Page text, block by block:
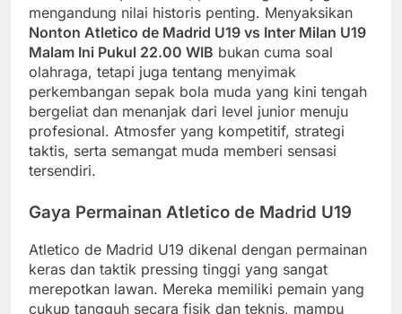
mengandung nilai historis penting. Menyaksikan
Nonton Atletico de Madrid U19 vs Inter Milan U19
Malam Ini Pukul 22.00 WIB bukan cuma soal
olahraga, tetapi juga tentang menyimak
perkembangan sepak bola muda yang kini tengah
bergeliat dan menanjak dari level junior menuju
profesional. Atmosfer yang kompetitif, strategi
taktis, serta semangat muda memberi sensasi
tersendiri.
Gaya Permainan Atletico de Madrid U19
Atletico de Madrid U19 dikenal dengan permainan
keras dan taktik pressing tinggi yang sangat
merepotkan lawan. Mereka memiliki pemain yang
cukup tangguh secara fisik dan teknis, mampu